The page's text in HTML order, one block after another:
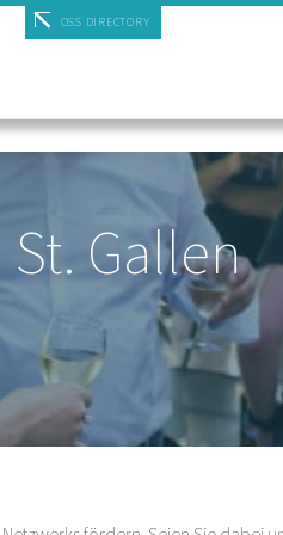
OSS DIRECTORY
Gallen